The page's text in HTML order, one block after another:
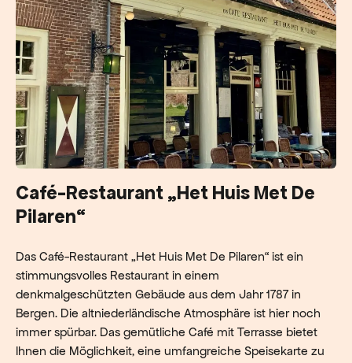
Café-Restaurant „Het Huis Met De
Pilaren“
Das Café-Restaurant „Het Huis Met De Pilaren“ ist ein
stimmungsvolles Restaurant in einem
denkmalgeschützten Gebäude aus dem Jahr 1787 in
Bergen. Die altniederländische Atmosphäre ist hier noch
immer spürbar. Das gemütliche Café mit Terrasse bietet
Ihnen die Möglichkeit, eine umfangreiche Speisekarte zu